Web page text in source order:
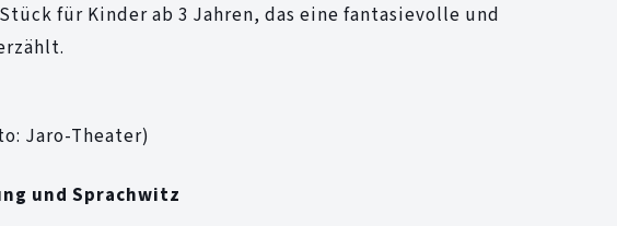
für Kinder ab 3 Jahren, das eine fantasievolle und
Jaro-Theater)
und Sprachwitz